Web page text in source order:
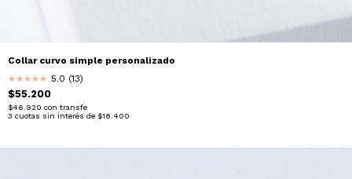
Collar curvo simple personalizado
★★★★★ 5.0 (13)
$55.200
$46.920 con transfe
3 cuotas sin interés de $18.400